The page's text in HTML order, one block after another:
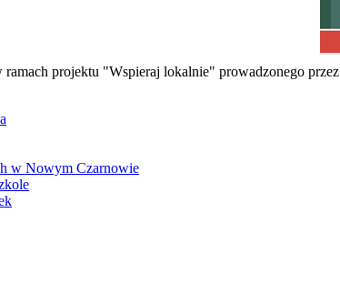
ramach projektu "Wspieraj lokalnie" prowadzonego przez